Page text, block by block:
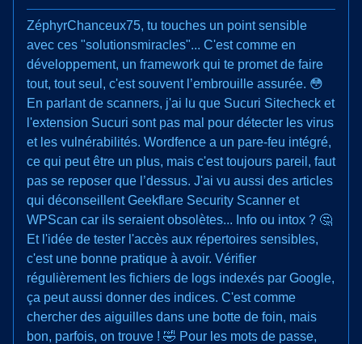
ZéphyrChanceux75, tu touches un point sensible
avec ces "solutionsmiracles"... C'est comme en
développement, un framework qui te promet de faire
tout, tout seul, c'est souvent l’embrouille assurée. 😳
En parlant de scanners, j'ai lu que Sucuri Sitecheck et
l'extension Sucuri sont pas mal pour détecter les virus
et les vulnérabilités. Wordfence a un pare-feu intégré,
ce qui peut être un plus, mais c'est toujours pareil, faut
pas se reposer que l’dessus. J'ai vu aussi des articles
qui déconseillent Geekflare Security Scanner et
WPScan car ils seraient obsolètes... Info ou intox ? 🤔
Et l'idée de tester l'accès aux répertoires sensibles,
c'est une bonne pratique à avoir. Vérifier
régulièrement les fichiers de logs indexés par Google,
ça peut aussi donner des indices. C'est comme
chercher des aiguilles dans une botte de foin, mais
bon, parfois, on trouve ! 🤣 Pour les mots de passe,